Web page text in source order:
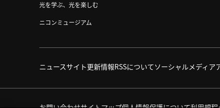
光を学ぶ、光を楽しむ
ニコンミュージアム
ニュースサイト更新情報RSSについてソーシャルメディア